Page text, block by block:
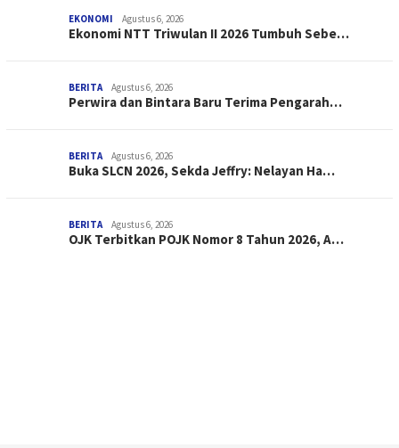
EKONOMI Agustus 6, 2026
Ekonomi NTT Triwulan II 2026 Tumbuh Sebe…
BERITA Agustus 6, 2026
Perwira dan Bintara Baru Terima Pengarah…
BERITA Agustus 6, 2026
Buka SLCN 2026, Sekda Jeffry: Nelayan Ha…
BERITA Agustus 6, 2026
OJK Terbitkan POJK Nomor 8 Tahun 2026, A…